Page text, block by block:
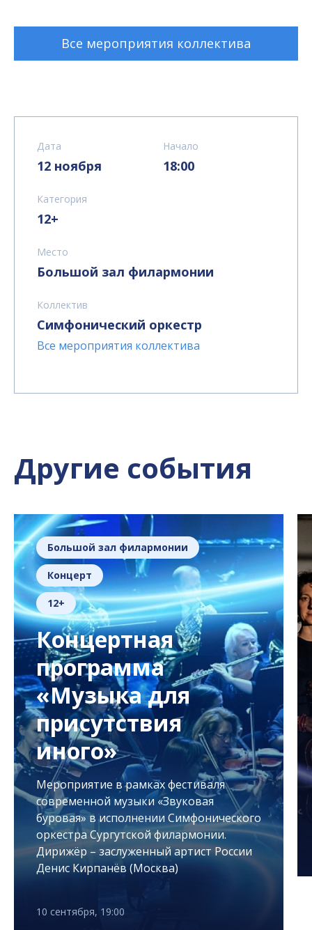
Все мероприятия коллектива
Дата
12 ноября
Начало
18:00
Категория
12+
Место
Большой зал филармонии
Коллектив
Симфонический оркестр
Все мероприятия коллектива
Другие события
Большой зал филармонии
Концерт
12+
Концертная
программа
«Музыка для
присутствия
иного»
Мероприятие в рамках фестиваля
современной музыки «Звуковая
буровая» в исполнении Симфонического
оркестра Сургутской филармонии.
Дирижёр – заслуженный артист России
Денис Кирпанёв (Москва)
10 сентября, 19:00